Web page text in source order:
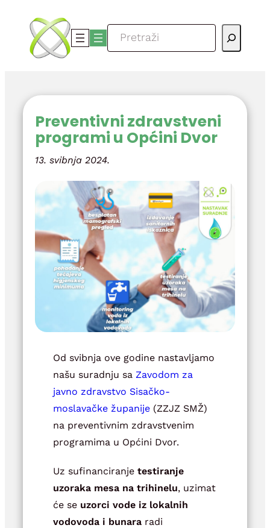
sadržaja
Pretraga
Preventivni zdravstveni
programi u Općini Dvor
13. svibnja 2024.
Od svibnja ove godine nastavljamo
našu suradnju sa Zavodom za
javno zdravstvo Sisačko-
moslavačke županije (ZZJZ SMŽ)
na preventivnim zdravstvenim
programima u Općini Dvor.
Uz sufinanciranje testiranje
uzoraka mesa na trihinelu, uzimat
će se uzorci vode iz lokalnih
vodovoda i bunara radi